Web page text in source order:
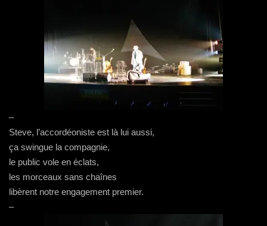
–
Steve, l’accordéoniste est là lui aussi,
ça swingue la compagnie,
le public vole en éclats,
les morceaux sans chaînes
libèrent notre engagement premier.
–